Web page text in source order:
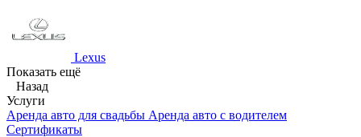
Lexus
Показать ещё
Назад
Услуги
Аренда авто для свадьбы Аренда авто с водителем
Сертификаты